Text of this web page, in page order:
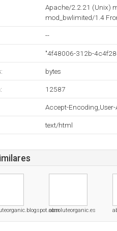
Apache/2.2.21 (Unix)
mod_bwlimited/1.4
--
"4f48006-312b-
bytes
12587
Accept-Encoding,User-
text/html
absoluteorganic.es